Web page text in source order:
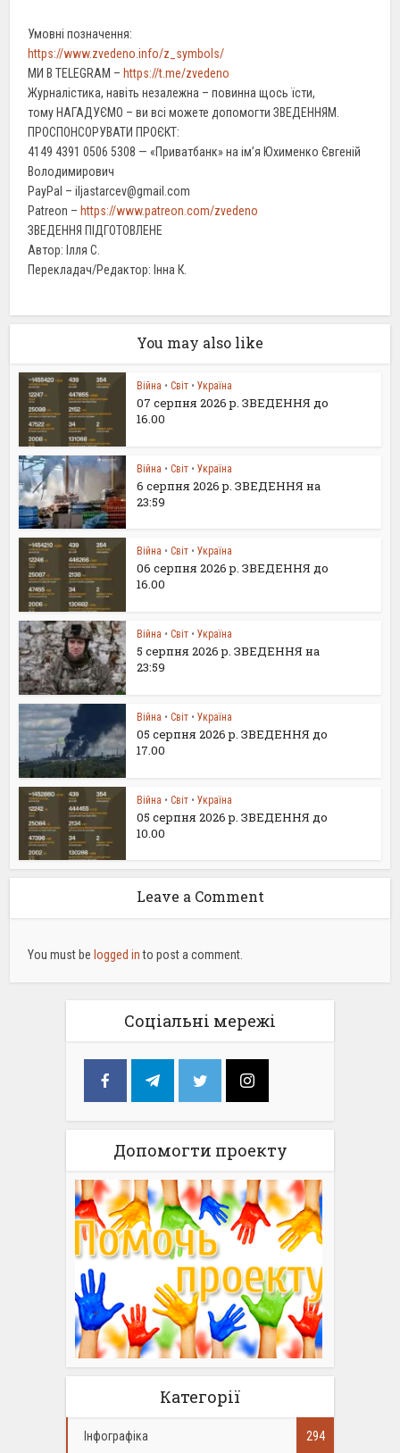
Умовні позначення:
https://www.zvedeno.info/z_symbols/
МИ В TELEGRAM – https://t.me/zvedeno
Журналістика, навіть незалежна – повинна щось їсти,
тому НАГАДУЄМО – ви всі можете допомогти ЗВЕДЕННЯМ.
ПРОСПОНСОРУВАТИ ПРОЄКТ:
4149 4391 0506 5308 — «Приватбанк» на ім’я Юхименко Євгеній
Володимирович
PayPal – iljastarcev@gmail.com
Patreon – https://www.patreon.com/zvedeno
ЗВЕДЕННЯ ПІДГОТОВЛЕНЕ
Автор: Ілля С.
Перекладач/Редактор: Інна К.
You may also like
Війна • Світ • Україна
07 серпня 2026 р. ЗВЕДЕННЯ до
16.00
Війна • Світ • Україна
6 серпня 2026 р. ЗВЕДЕННЯ на
23:59
Війна • Світ • Україна
06 серпня 2026 р. ЗВЕДЕННЯ до
16.00
Війна • Світ • Україна
5 серпня 2026 р. ЗВЕДЕННЯ на
23:59
Війна • Світ • Україна
05 серпня 2026 р. ЗВЕДЕННЯ до
17.00
Війна • Світ • Україна
05 серпня 2026 р. ЗВЕДЕННЯ до
10.00
Leave a Comment
You must be logged into post a comment.
Соціальні мережі
Допомогти проекту
Категорії
Інфографіка 294